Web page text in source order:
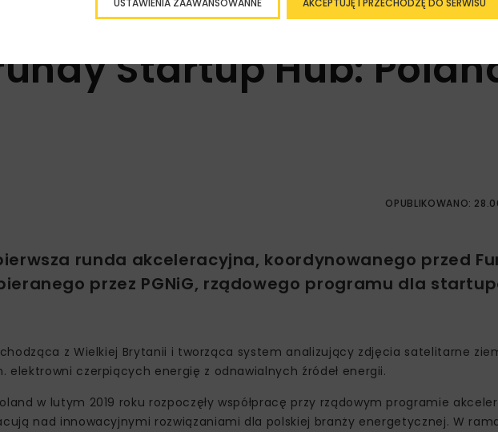
CZYTANIA
Startup Hub:
OPUBLIKOWANO:
runda akceleracyjna, koordynowanego przed
przez PGNiG, rządowego programu dla
z Wielkiej Brytanii i tworząca system analizujący zdjęcia satelitarne
elektrowni czerpiących energię z odnawialnych źródeł energii.
w lutym 2019 roku rozpoczęły współpracę przy rządowym programie
nad innowacyjnymi rozwiązaniami dla polskiej branży energetycznej. W